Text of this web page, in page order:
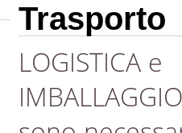
Trasporto
LOGISTICA e
IMBALLAGGIO